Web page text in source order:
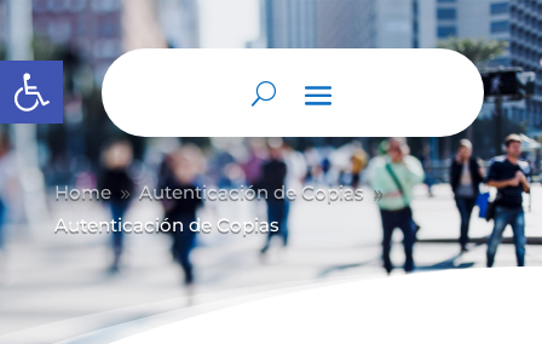
Abrir barra de herramientas
Home 9 Autenticación de Copias 9
Autenticación de Copias